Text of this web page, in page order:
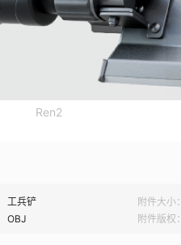
Ren2
工兵铲 附件大小：
OBJ 附件版权：